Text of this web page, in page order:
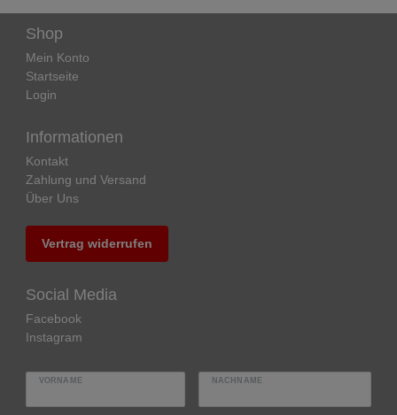
Shop
Mein Konto
Startseite
Login
Informationen
Kontakt
Zahlung und Versand
Über Uns
Vertrag widerrufen
Social Media
Facebook
Instagram
VORNAME NACHNAME